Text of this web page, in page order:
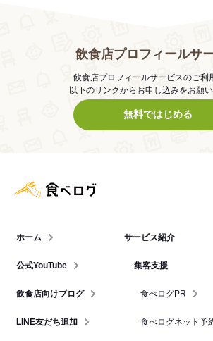
飲食店プロフィールサ
飲食店プロフィールサービスのご利
以下のリンクからお申し込みをお願い
無料ではじめる
ホーム
公式YouTube
飲食店向けブログ
LINE友だち追加
サービス紹介
集客支援
食べログPR
食べログネット予